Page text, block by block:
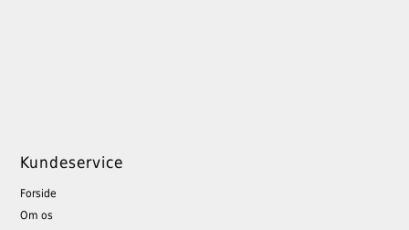
Kundeservice
Forside
Om os